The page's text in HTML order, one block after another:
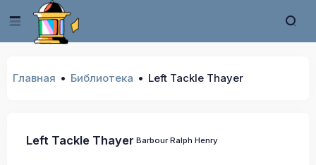
Главная Библиотека Left Tackle Thayer
Left Tackle Thayer Barbour Ralph Henry